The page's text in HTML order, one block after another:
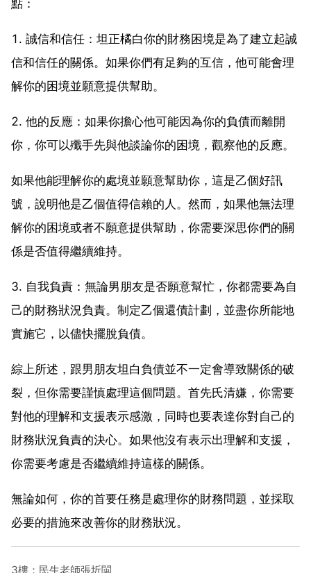
點：
1. 誠信和信任：坦正橘白你的財務困境是為了建立起誠
信和信任的關係。如果你們有足夠的互信，他可能會理
解你的困境並願意提供幫助。
2. 他的反應：如果你擔心他可能因為你的負債而離開
你，你可以殲手先與他談論你的困境，觀察他的反應。
如果他能理解你的處境並願意幫助你，這是乙個好訊
號，說明他是乙個值得信賴的人。然而，如果他無法理
解你的困境或者不願意提供幫助，你需要深思你們的關
係是否值得繼續維持。
3. 自我負責：無論男朋友是否願意幫忙，你都需要為自
己的財務狀況負責。制定乙個還債計劃，並盡你所能地
實施它，以儘快擺脫負債。
綜上所述，跟男朋友坦白負債並不一定會導致關係的破
裂，但你需要謹慎處理這個問題。首先氏清嫌，你需要
對他的理解和支援表示感激，同時也要表達你對自己的
財務狀況負責的決心。如果他沒有表示出理解和支援，
你需要考慮是否繼續維持這樣的關係。
無論如何，你的首要任務是處理你的財務問題，並採取
必要的措施來改善你的財務狀況。
3樓：民生老師張圻閩